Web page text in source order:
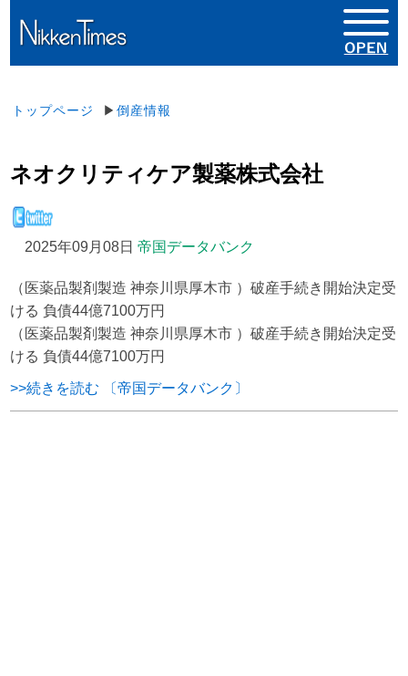
トップページ ▶倒産情報
ネオクリティケア製薬株式会社
2025年09月08日 帝国データバンク
（医薬品製剤製造 神奈川県厚木市 ）破産手続き開始決定受
ける 負債44億7100万円
（医薬品製剤製造 神奈川県厚木市 ）破産手続き開始決定受
ける 負債44億7100万円
>>続きを読む 〔帝国データバンク〕